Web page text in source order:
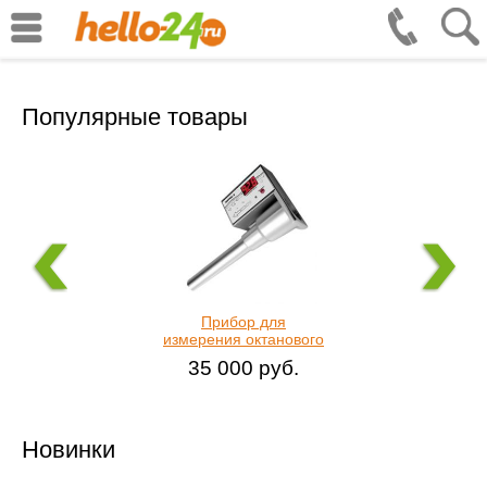
Популярные товары
Прибор для
измерения октанового
числа бензина
«ОКТИС-2»
35 000 руб.
Новинки